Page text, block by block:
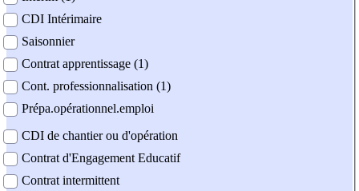
CDI Intérimaire
Saisonnier
Contrat apprentissage (1)
Cont. professionnalisation (1)
Prépa.opérationnel.emploi
CDI de chantier ou d'opération
Contrat d'Engagement Educatif
Contrat intermittent